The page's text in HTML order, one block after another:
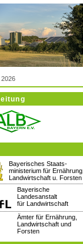
2026
Bayerisches Staats-
ministerium für Ernährung,
Landwirtschaft u. Forsten
Bayerische
Landesanstalt
für Landwirtschaft
Ämter für Ernährung,
Landwirtschaft und
Forsten